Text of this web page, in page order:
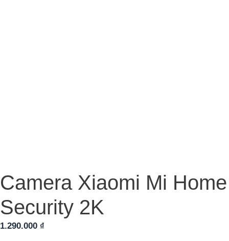
Camera Xiaomi Mi Home
Security 2K
1.290.000 ₫